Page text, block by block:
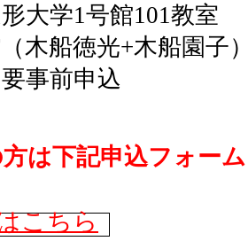
大学1号館101教室
木船徳光+木船園子
事前申込
は下記申込フォー
こちら